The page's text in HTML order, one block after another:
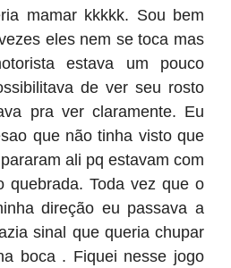
mamar kkkkk. Sou bem
eles nem se toca mas
estava um pouco
de ver seu rosto
pra ver claramente. Eu
que não tinha visto que
ali pq estavam com
quebrada. Toda vez que o
direção eu passava a
sinal que queria chupar
boca . Fiquei nesse jogo